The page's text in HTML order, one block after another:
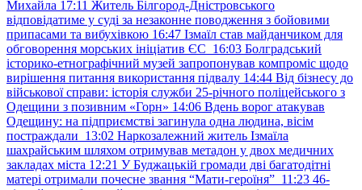
Михайла 17:11 Житель Білгород-Дністровського
відповідатиме у суді за незаконне поводження з бойовими
припасами та вибухівкою 16:47 Ізмаїл став майданчиком для
обговорення морських ініціатив ЄС 16:03 Болградський
історико-етнографічний музей запропонував компроміс щодо
вирішення питання використання підвалу 14:44 Від бізнесу до
військової справи: історія служби 25-річного поліцейського з
Одещини з позивним «Горн» 14:06 Вдень ворог атакував
Одещину: на підприємстві загинула одна людина, вісім
постраждали 13:02 Наркозалежний житель Ізмаїла
шахрайським шляхом отримував метадон у двох медичних
закладах міста 12:21 У Буджацькій громади дві багатодітні
матері отримали почесне звання “Мати-героїня” 11:23 46-